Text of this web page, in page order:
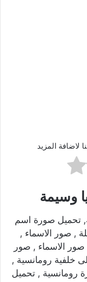
لاضافة المزيد
وسيمة
تحميل صورة اسم
, صور الاسماء ,
الاسماء , صور
خلفية رومانسية ,
رومانسية , تحميل